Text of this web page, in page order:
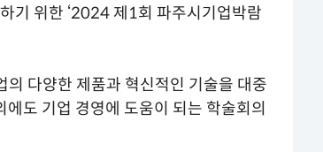
기 위한 ‘2024 제1회 파주시기업박람
다양한 제품과 혁신적인 기술을 대중
도 기업 경영에 도움이 되는 학술회의